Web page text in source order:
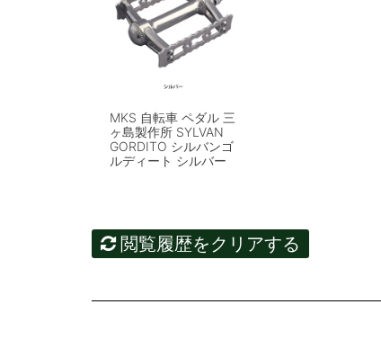
MKS 自転車 ペダル 三
ヶ島製作所 SYLVAN
GORDITO シルバンゴ
ルディート シルバー
閲覧履歴をクリアする